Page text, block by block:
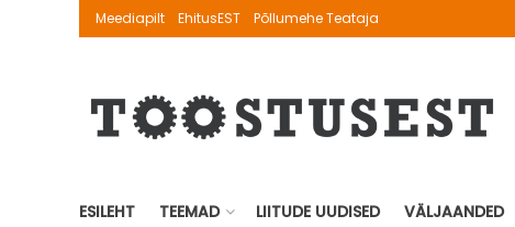
Meediapilt EhitusEST Põllumehe Teataja
ESILEHT TEEMAD LIITUDE UUDISED VÄLJAANDED